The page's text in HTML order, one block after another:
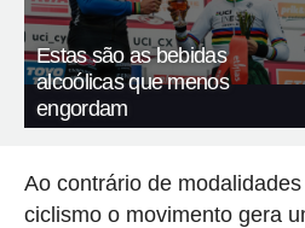
Estas são as bebidas
alcoólicas que menos
engordam
Ao contrário de
ciclismo o movimento gera